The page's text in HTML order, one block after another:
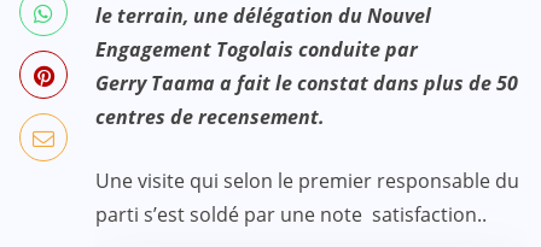
le terrain, une délégation du Nouvel
Engagement Togolais conduite par
Gerry Taama a fait le constat dans plus de 50
centres de recensement.
Une visite qui selon le premier responsable du
parti s’est soldé par une note satisfaction..